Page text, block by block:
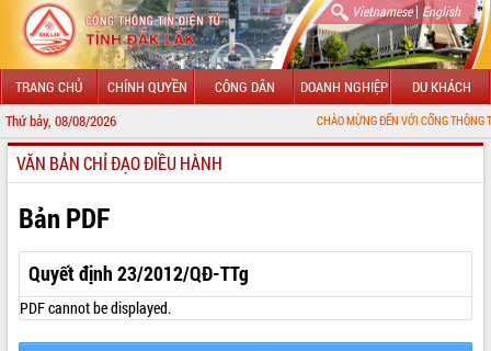
Vietnamese| English
TRANG CHỦ CHÍNH QUYỀN CÔNG DÂN DOANH NGHIỆP DU KHÁCH
Thứ bảy, 08/08/2026 CHÀO MỪNG ĐẾN VỚI CỔNG THÔNG TIN ĐIỆN
GIỚI THIỆU
LÃNH ĐẠO UBND TỈNH
TIN TỨC SỰ KIỆN
SỞ, BAN, NGÀNH
UBND CÁC XÃ, PHƯỜNG
VĂN BẢN CHỈ ĐẠO ĐIỀU HÀNH
Bản PDF
Quyết định 23/2012/QĐ-TTg
PDF cannot be displayed.